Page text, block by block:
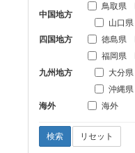
中国地方
鳥取県
山口県
四国地方
徳島県
九州地方
福岡県
大分県
沖縄県
海外
海外
検索 リセット